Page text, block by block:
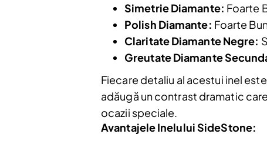
Simetrie Diamante: Foarte
Polish Diamante: Foarte
Claritate Diamante Negre:
Greutate Diamante
Fiecare detaliu al acestui inel
adăugă un contrast dramatic
ocazii speciale.
Avantajele Inelului SideStone: